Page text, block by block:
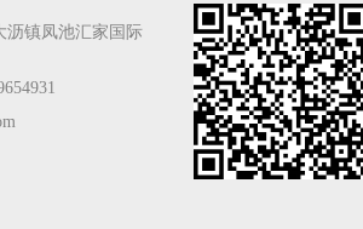
沥镇凤池汇家国际